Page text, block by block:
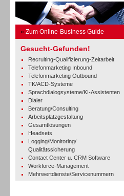
» Zum Online-Business Guide
Gesucht-Gefunden!
Recruiting-Qualifizierung-Zeitarbeit
Telefonmarketing Inbound
Telefonmarketing Outbound
TK/ACD-Systeme
Sprachdialogsysteme/KI-Assistenten
Dialer
Beratung/Consulting
Arbeitsplatzgestaltung
Gesamtlösungen
Headsets
Logging/Monitoring/
Qualitätssicherung
Contact Center u. CRM Software
Workforce-Management
Mehrwertdienste/Servicenummern